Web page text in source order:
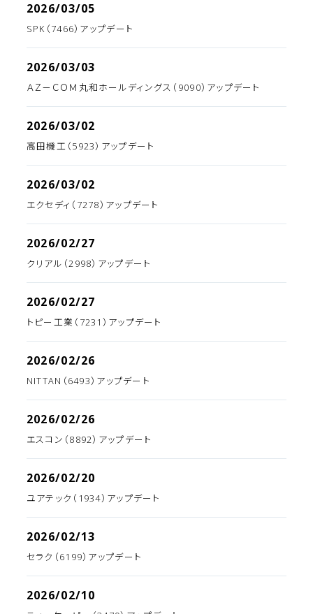
2026/03/05
SPK（7466）アップデート
2026/03/03
ＡＺ－ＣＯＭ丸和ホールディングス（9090）アップデート
2026/03/02
高田機工（5923）アップデート
2026/03/02
エクセディ（7278）アップデート
2026/02/27
クリアル（2998）アップデート
2026/02/27
トピー工業（7231）アップデート
2026/02/26
NITTAN（6493）アップデート
2026/02/26
エスコン（8892）アップデート
2026/02/20
ユアテック（1934）アップデート
2026/02/13
セラク（6199）アップデート
2026/02/10